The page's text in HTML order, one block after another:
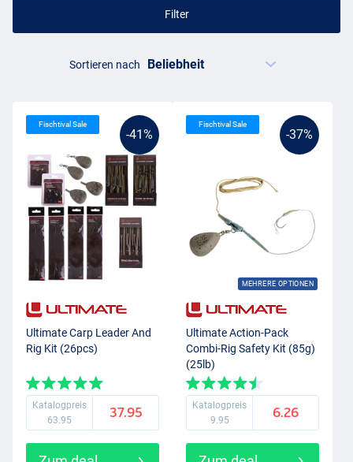
Filter
Sortieren nach
-41%
Fischtival Sale
Ultimate Carp Leader And
Rig Kit (26pcs)
Katalogpreis
63.95
37.95
-37%
MEHRERE OPTIONEN
Fischtival Sale
Ultimate Action-Pack
Combi-Rig Safety Kit (85g)
(25lb)
Katalogpreis
9.95
6.26